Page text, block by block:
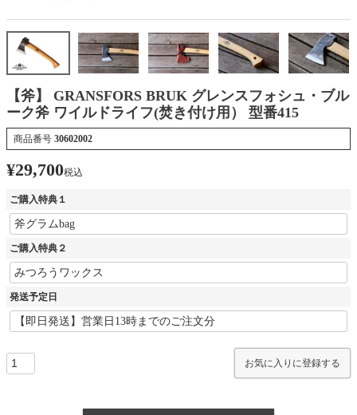
【斧】 GRANSFORS BRUK グレンスフォシュ・ブル
ーク斧 ワイルドライフ(焚き付け用） 型番415
商品番号 30602002
¥29,700税込
ご購入特典１
ご購入特典２
発送予定日
お気に入りに登録する